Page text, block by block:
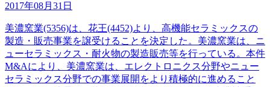
2017年08月31日
美濃窯業(5356)は、花王(4452)より、高機能セラミックスの
製造・販売事業を譲受けることを決定した。美濃窯業は、ニ
ューセラミックス・耐火物の製造販売等を行っている。本件
M&Aにより、美濃窯業は、エレクトロニクス分野やニュー
セラミックス分野での事業展開をより積極的に進めること